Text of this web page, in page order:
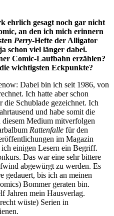
ehrlich gesagt noch gar nicht
an den ich mich erinnern
Perry-Hefte der Alligator
schon viel länger dabei.
Comic-Laufbahn erzählen?
wichtigsten Eckpunkte?
Dabei bin ich seit 1986, von
Ich hatte aber schon
die Schublade gezeichnet. Ich
und habe somit die
Medium mitverfolgen
Rattenfalle für den
im Magazin
einigen Lesern ein Begriff.
Das war eine sehr bittere
abgewürgt zu werden. Es
gedauert, bis ich an meinen
Bommer geraten bin.
Jahren mein Hausverlag.
wüste) Serien in